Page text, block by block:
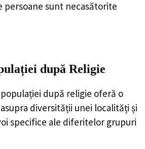
ale diferitelor grupuri
Populație
Procent
930 96.27%